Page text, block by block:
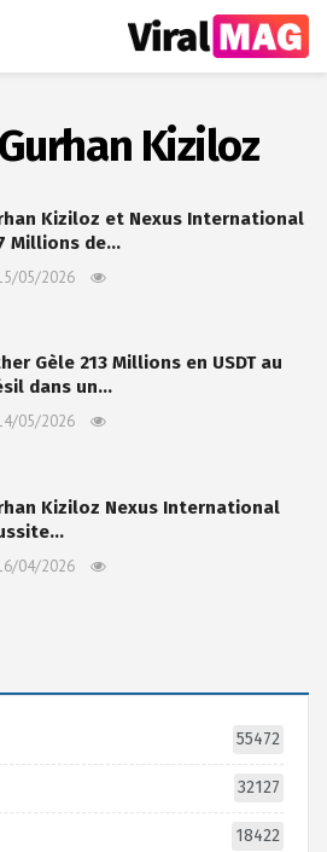
Gurhan Kiziloz
Kiziloz et Nexus International
Millions de…
05/2026
Gèle 213 Millions en USDT au
dans un…
05/2026
Kiziloz Nexus International
04/2026
55472
32127
18422